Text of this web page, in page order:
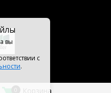
вы
с
.
Корзина